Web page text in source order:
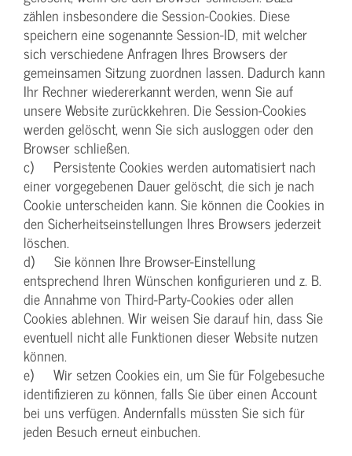
zählen insbesondere die Session-Cookies. Diese
speichern eine sogenannte Session-ID, mit welcher
sich verschiedene Anfragen Ihres Browsers der
gemeinsamen Sitzung zuordnen lassen. Dadurch kann
Ihr Rechner wiedererkannt werden, wenn Sie auf
unsere Website zurückkehren. Die Session-Cookies
werden gelöscht, wenn Sie sich ausloggen oder den
Browser schließen.
c) Persistente Cookies werden automatisiert nach
einer vorgegebenen Dauer gelöscht, die sich je nach
Cookie unterscheiden kann. Sie können die Cookies in
den Sicherheitseinstellungen Ihres Browsers jederzeit
löschen.
d) Sie können Ihre Browser-Einstellung
entsprechend Ihren Wünschen konfigurieren und z. B.
die Annahme von Third-Party-Cookies oder allen
Cookies ablehnen. Wir weisen Sie darauf hin, dass Sie
eventuell nicht alle Funktionen dieser Website nutzen
können.
e) Wir setzen Cookies ein, um Sie für Folgebesuche
identifizieren zu können, falls Sie über einen Account
bei uns verfügen. Andernfalls müssten Sie sich für
jeden Besuch erneut einbuchen.